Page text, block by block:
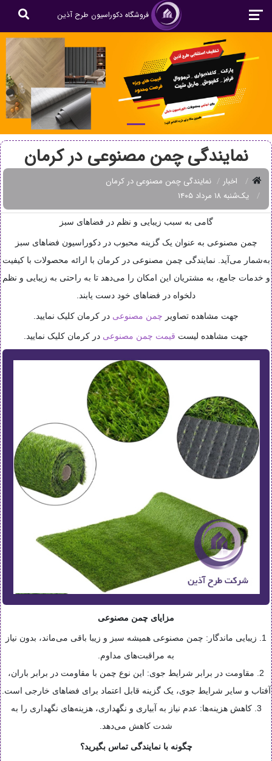
فروشگاه دکوراسیون طرح آذین
نمایندگی چمن مصنوعی در کرمان
اخبار
نمایندگی چمن مصنوعی در کرمان
یک‌شنبه ۱۸ مرداد ۱۴۰۵
گامی به سبب زیبایی و نظم در فضاهای سبز
چمن مصنوعی به عنوان یک گزینه محبوب در دکوراسیون فضاهای سبز
به‌شمار می‌آید. نمایندگی چمن مصنوعی در کرمان با ارائه محصولات با کیفیت
و خدمات جامع، به مشتریان این امکان را می‌دهد تا به راحتی به زیبایی و نظم
دلخواه در فضاهای خود دست یابند.
جهت مشاهده تصاویر چمن مصنوعی در کرمان کلیک نمایید.
جهت مشاهده لیست قیمت چمن مصنوعی در کرمان کلیک نمایید.
مزایای چمن مصنوعی
1. زیبایی ماندگار: چمن مصنوعی همیشه سبز و زیبا باقی می‌ماند، بدون نیاز
به مراقبت‌های مداوم.
2. مقاومت در برابر شرایط جوی: این نوع چمن با مقاومت در برابر باران،
آفتاب و سایر شرایط جوی، یک گزینه قابل اعتماد برای فضاهای خارجی است.
3. کاهش هزینه‌ها: عدم نیاز به آبیاری و نگهداری، هزینه‌های نگهداری را به
شدت کاهش می‌دهد.
چگونه با نمایندگی تماس بگیرید؟